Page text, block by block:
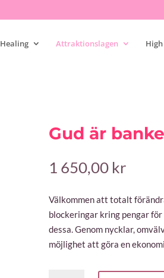
Healing Attraktionslagen
Gud är
1 650,00 kr
Välkommen att totalt
blockeringar kring pengar
dessa. Genom nycklar,
möjlighet att göra en